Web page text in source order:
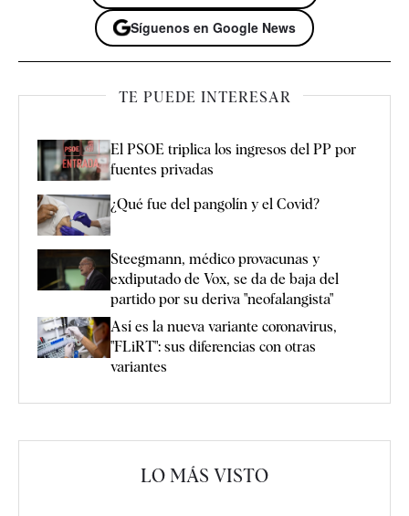
Síguenos en Google News
TE PUEDE INTERESAR
El PSOE triplica los ingresos del PP por
fuentes privadas
¿Qué fue del pangolín y el Covid?
Steegmann, médico provacunas y
exdiputado de Vox, se da de baja del
partido por su deriva "neofalangista"
Así es la nueva variante coronavirus,
"FLiRT": sus diferencias con otras
variantes
LO MÁS VISTO